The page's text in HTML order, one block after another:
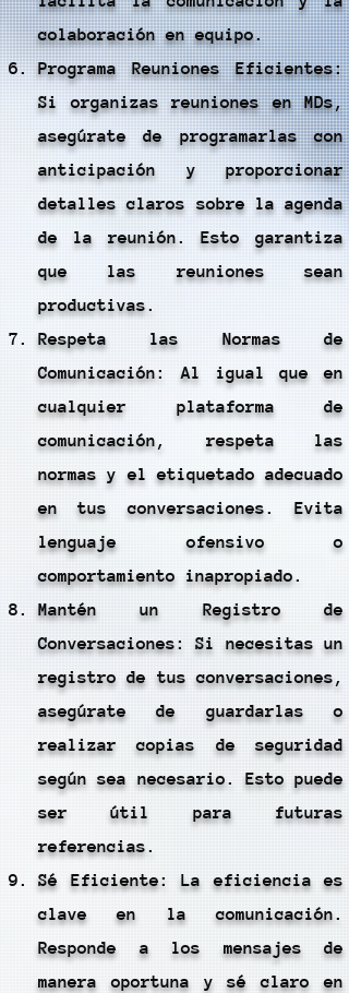
colaboración en equipo.
Programa Reuniones Eficientes:
Si organizas reuniones en MDs,
asegúrate de programarlas con
anticipación y proporcionar
detalles claros sobre la agenda
de la reunión. Esto garantiza
que las reuniones sean
productivas.
Respeta las Normas de
Comunicación: Al igual que en
cualquier plataforma de
comunicación, respeta las
normas y el etiquetado adecuado
en tus conversaciones. Evita
lenguaje ofensivo o
comportamiento inapropiado.
Mantén un Registro de
Conversaciones: Si necesitas un
registro de tus conversaciones,
asegúrate de guardarlas o
realizar copias de seguridad
según sea necesario. Esto puede
ser útil para futuras
referencias.
Sé Eficiente: La eficiencia es
clave en la comunicación.
Responde a los mensajes de
manera oportuna y sé claro en